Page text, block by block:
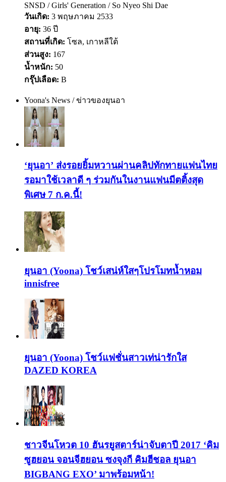
SNSD / Girls' Generation / So Nyeo Shi Dae
วันเกิด: 3 พฤษภาคม 2533
อายุ: 36 ปี
สถานที่เกิด: โซล, เกาหลีใต้
ส่วนสูง: 167
น้ำหนัก: 50
กรุ๊ปเลือด: B
Yoona's News / ข่าวของยุนอา
‘ยุนอา’ ส่งรอยยิ้มหวานผ่านคลิปทักทายแฟนไทย
รอมาใช้เวลาดี ๆ ร่วมกันในงานแฟนมีตติ้งสุด
พิเศษ 7 ก.ค.นี้!
ยุนอา (Yoona) โชว์เสน่ห์ใสๆโปรโมทน้ำหอม
innisfree
ยุนอา (Yoona) โชว์แฟชั่นสาวเท่น่ารักใส
DAZED KOREA
ชาวจีนโหวต 10 ฮันรยูสตาร์น่าจับตาปี 2017 ‘คิม
ซูฮยอน จอนจีฮยอน ซงจุงกี คิมฮีชอล ยุนอา
BIGBANG EXO’ มาพร้อมหน้า!